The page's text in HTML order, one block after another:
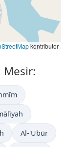
kontributor
Al-'Ubūr